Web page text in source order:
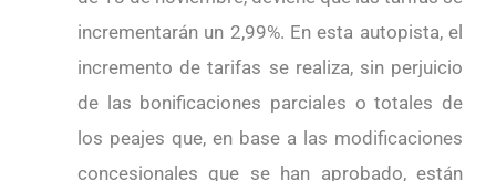
incrementarán un 2,99%. En esta autopista, el
incremento de tarifas se realiza, sin perjuicio
de las bonificaciones parciales o totales de
los peajes que, en base a las modificaciones
concesionales que se han aprobado, están